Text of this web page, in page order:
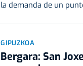
la demanda de un
GIPUZKOA
Bergara: San